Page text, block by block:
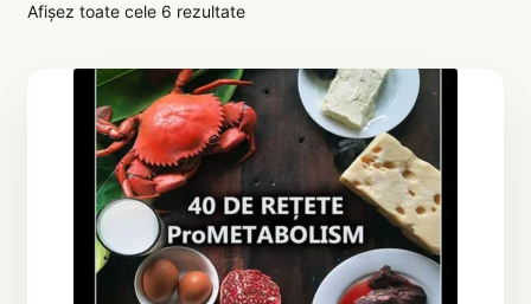
Afișez toate cele 6 rezultate